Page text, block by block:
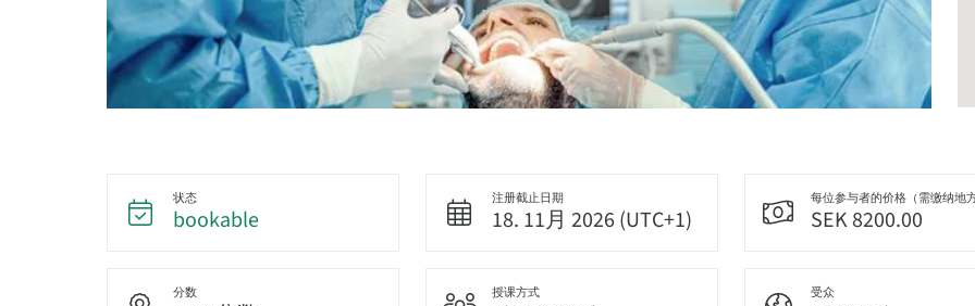
状态
bookable
注册截止日期
18. 11月 2026 (UTC+1)
每位参与者的价格（需缴纳地方
SEK 8200.00
分数 授课方式 受众